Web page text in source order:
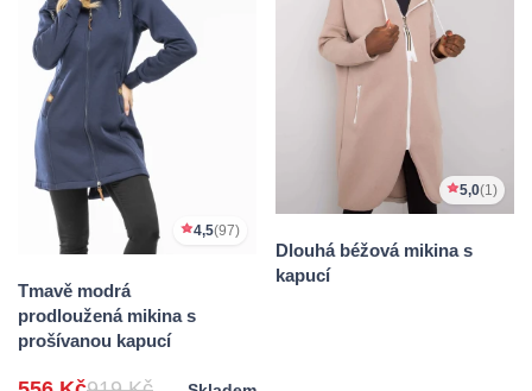
4,5(97)
Tmavě modrá
prodloužená mikina s
prošívanou kapucí
5,0(1)
Dlouhá béžová mikina s
kapucí